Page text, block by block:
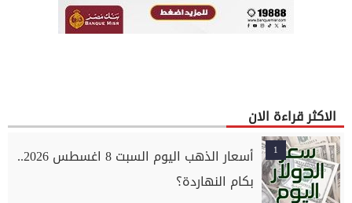
الاكثر قراءة الان
1
أسعار الذهب اليوم السبت 8 اغسطس 2026..
بكام النهاردة؟